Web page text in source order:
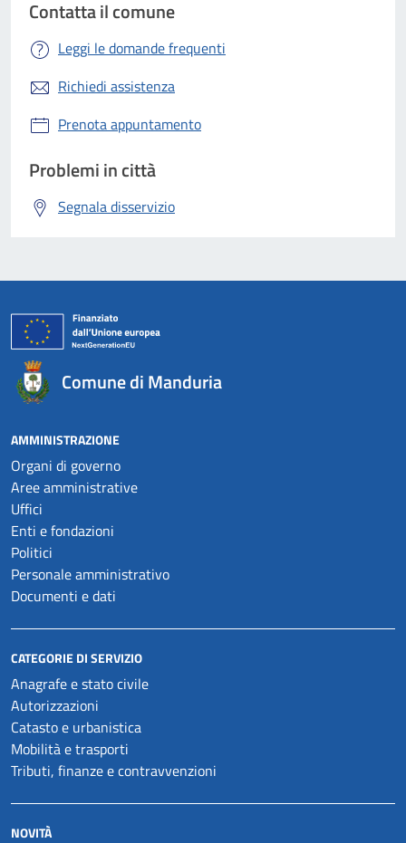
Contatta il comune
Leggi le domande frequenti
Richiedi assistenza
Prenota appuntamento
Problemi in città
Segnala disservizio
Comune di Manduria
AMMINISTRAZIONE
Organi di governo
Aree amministrative
Uffici
Enti e fondazioni
Politici
Personale amministrativo
Documenti e dati
CATEGORIE DI SERVIZIO
Anagrafe e stato civile
Autorizzazioni
Catasto e urbanistica
Mobilità e trasporti
Tributi, finanze e contravvenzioni
NOVITÀ